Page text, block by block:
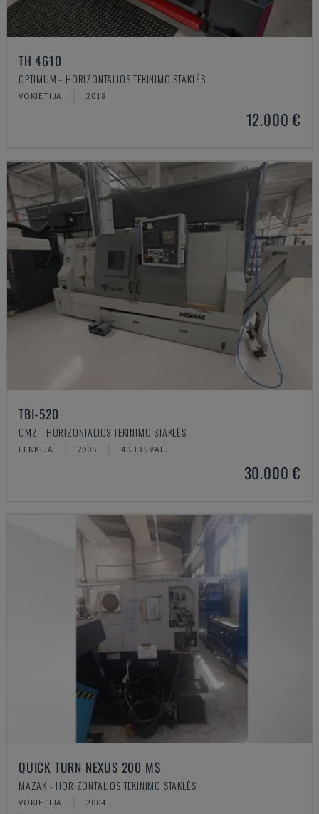
TH 4610
OPTIMUM - HORIZONTALIOS TEKINIMO STAKLĖS
VOKIETIJA 2018
12.000 €
TBI-520
CMZ - HORIZONTALIOS TEKINIMO STAKLĖS
LENKIJA 2005 40.135 VAL.
30.000 €
QUICK TURN NEXUS 200 MS
MAZAK - HORIZONTALIOS TEKINIMO STAKLĖS
VOKIETIJA 2004